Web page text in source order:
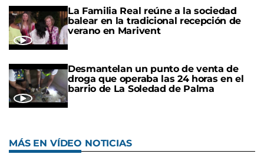
La Familia Real reúne a la sociedad
balear en la tradicional recepción de
verano en Marivent
Desmantelan un punto de venta de
droga que operaba las 24 horas en el
barrio de La Soledad de Palma
MÁS EN VÍDEO NOTICIAS